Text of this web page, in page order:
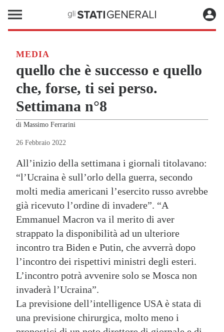
MEDIA
quello che è successo e quello
che, forse, ti sei perso.
Settimana n°8
di Massimo Ferrarini
26 Febbraio 2022
All’inizio della settimana i giornali titolavano:
“l’Ucraina è sull’orlo della guerra, secondo
molti media americani l’esercito russo avrebbe
già ricevuto l’ordine di invadere”. “A
Emmanuel Macron va il merito di aver
strappato la disponibilità ad un ulteriore
incontro tra Biden e Putin, che avverrà dopo
l’incontro dei rispettivi ministri degli esteri.
L’incontro potrà avvenire solo se Mosca non
invaderà l’Ucraina”.
La previsione dell’intelligence USA è stata di
una previsione chirurgica, molto meno i